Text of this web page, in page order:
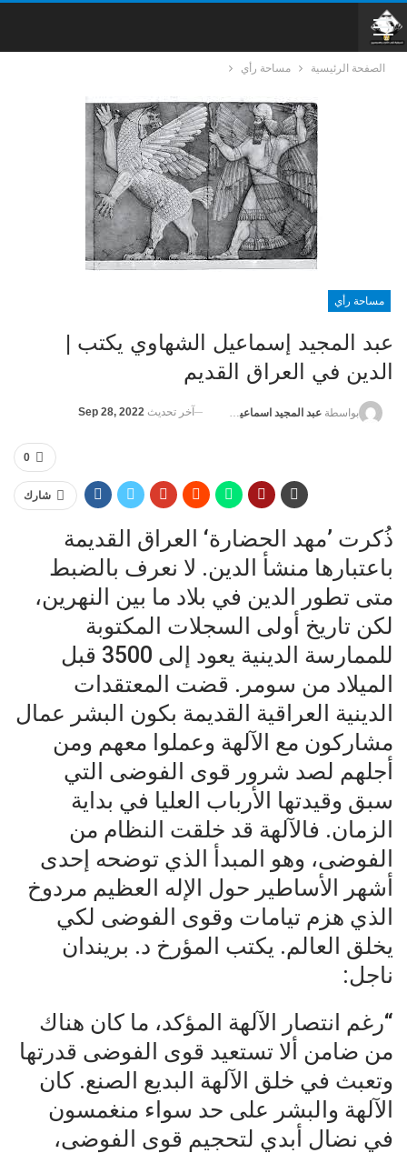
الصفحة الرئيسية مساحة رأي
مساحة رأي
عبد المجيد إسماعيل الشهاوي يكتب |
الدين في العراق القديم
بواسطة عبد المجيد اسماعيل الشهاوي آخر تحديث Sep 28, 2022
0
شارك
ذُكرت ’مهد الحضارة‘ العراق القديمة
باعتبارها منشأ الدين. لا نعرف بالضبط
متى تطور الدين في بلاد ما بين النهرين،
لكن تاريخ أولى السجلات المكتوبة
للممارسة الدينية يعود إلى 3500 قبل
الميلاد من سومر. قضت المعتقدات
الدينية العراقية القديمة بكون البشر عمال
مشاركون مع الآلهة وعملوا معهم ومن
أجلهم لصد شرور قوى الفوضى التي
سبق وقيدتها الأرباب العليا في بداية
الزمان. فالآلهة قد خلقت النظام من
الفوضى، وهو المبدأ الذي توضحه إحدى
أشهر الأساطير حول الإله العظيم مردوخ
الذي هزم تيامات وقوى الفوضى لكي
يخلق العالم. يكتب المؤرخ د. بريندان
ناجل:
“رغم انتصار الآلهة المؤكد، ما كان هناك
من ضامن ألا تستعيد قوى الفوضى قدرتها
وتعبث في خلق الآلهة البديع الصنع. كان
الآلهة والبشر على حد سواء منغمسون
في نضال أبدي لتحجيم قوى الفوضى،